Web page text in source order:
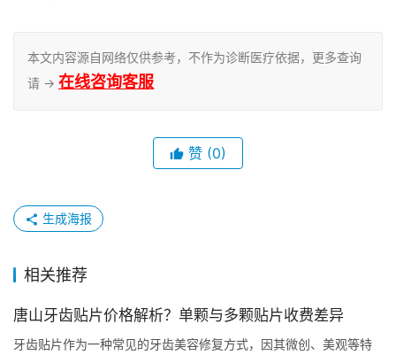
本文内容源自网络仅供参考，不作为诊断医疗依据，更多查询
请 → 在线咨询客服
赞 (0)
生成海报
相关推荐
唐山牙齿贴片价格解析？单颗与多颗贴片收费差异
牙齿贴片作为一种常见的牙齿美容修复方式，因其微创、美观等特